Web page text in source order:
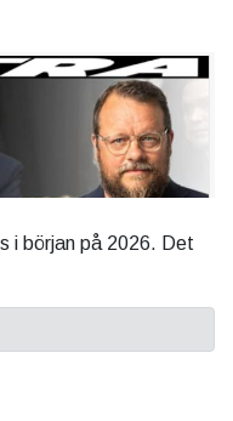
i början på 2026. Det